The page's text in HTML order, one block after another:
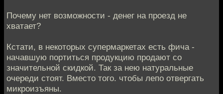
Почему нет возможности - денег на проезд не
хватает?
Кстати, в некоторых супермаркетах есть фича -
начавшую портиться продукцию продают со
значительной скидкой. Так за нею натуральные
очереди стоят. Вместо того. чтобы лепо отвергать
микроизъяны.